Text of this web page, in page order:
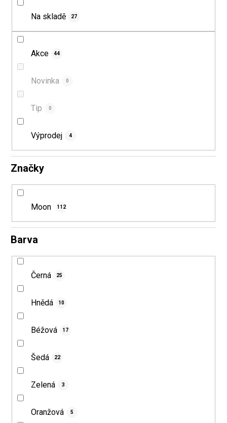
Na skladě 27
Akce 44
Novinka 0
Tip 0
Výprodej 4
Značky
Moon 112
Barva
Černá 25
Hnědá 10
Béžová 17
Šedá 22
Zelená 3
Oranžová 5